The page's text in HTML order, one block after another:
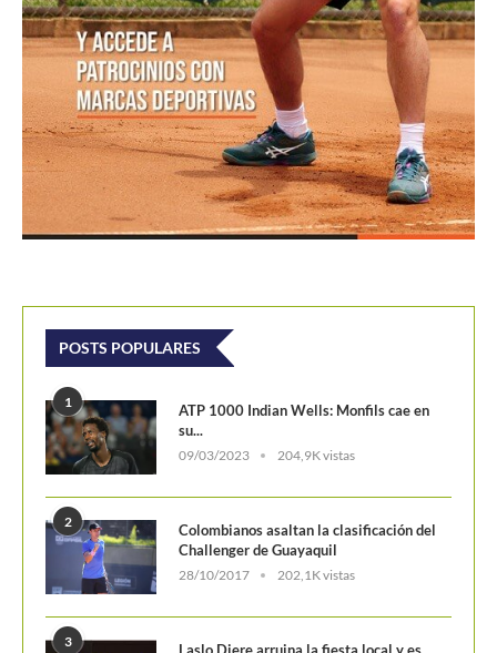
POSTS POPULARES
1
ATP 1000 Indian Wells: Monfils cae en
su...
09/03/2023 204,9K vistas
2
Colombianos asaltan la clasificación del
Challenger de Guayaquil
28/10/2017 202,1K vistas
3 Laslo Djere arruina la fiesta local y es...